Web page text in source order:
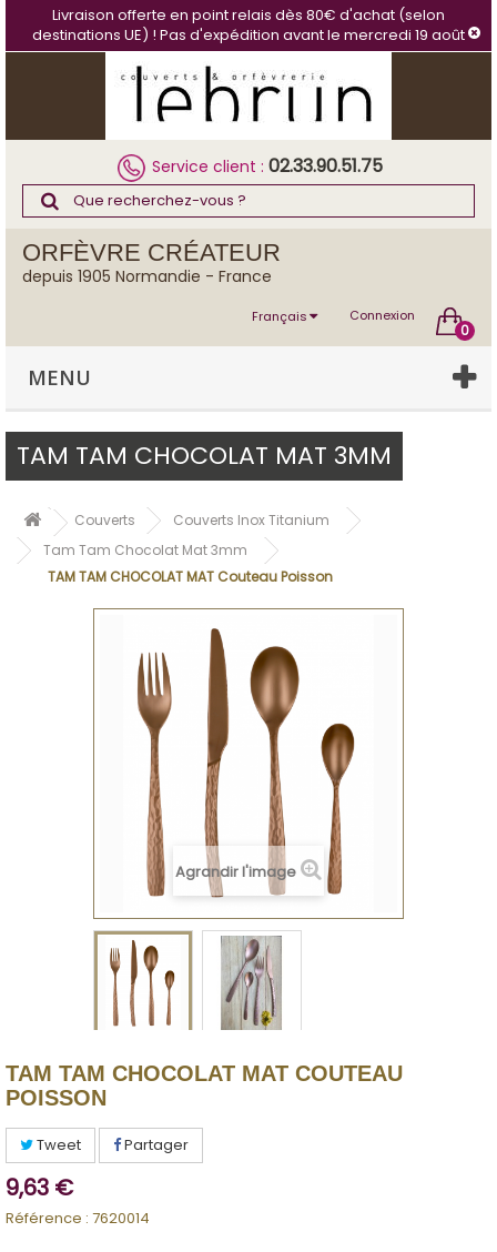
Livraison offerte en point relais dès 80€ d'achat (selon
destinations UE) ! Pas d'expédition avant le mercredi 19 août
Service client : 02.33.90.51.75
ORFÈVRE CRÉATEUR
depuis 1905 Normandie - France
0
Connexion
Français
MENU
TAM TAM CHOCOLAT MAT 3MM
Couverts
Couverts Inox Titanium
Tam Tam Chocolat Mat 3mm
TAM TAM CHOCOLAT MAT Couteau Poisson
Agrandir l'image
TAM TAM CHOCOLAT MAT COUTEAU
POISSON
Tweet Partager
9,63 €
Référence : 7620014
Panneau de gestion des cookies